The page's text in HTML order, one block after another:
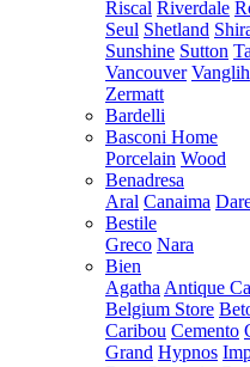
Riscal Riverdale
Seul Shetland
Sunshine Sutton
Vancouver Vanglih
Zermatt
Bardelli
Basconi Home
Porcelain Wood
Benadresa
Aral Canaima
Bestile
Greco Nara
Bien
Agatha Antique
Belgium Store
Caribou Cemento
Grand Hypnos